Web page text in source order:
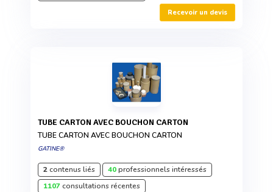
Recevoir un devis
TUBE CARTON AVEC BOUCHON CARTON
TUBE CARTON AVEC BOUCHON CARTON
GATINE®
2contenus liés 40professionnels intéressés
1107consultations récentes